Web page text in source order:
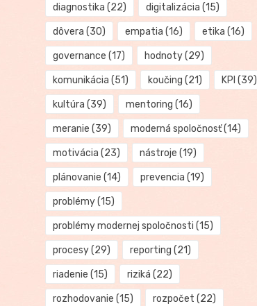
diagnostika (22) digitalizácia (15)
dôvera (30) empatia (16) etika (16)
governance (17) hodnoty(29)
komunikácia (51) koučing (21) KPI (39)
kultúra (39) mentoring (16)
meranie (39) moderná spoločnosť(14)
motivácia (23) nástroje (19)
plánovanie (14) prevencia (19)
problémy(15)
problémy modernej spoločnosti (15)
procesy(29) reporting (21)
riadenie (15) riziká (22)
rozhodovanie (15) rozpočet (22)